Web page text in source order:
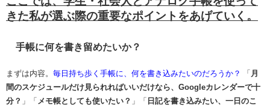
きた私が選ぶ際の重要なポイントをあげていく。
手帳に何を書き留めたいか？
まずは内容。 毎日持ち歩く手帳に、何を書き込みたいのだろうか？ 「 月
間のスケジュールだけ見られればいいだけなら、Googleカレンダーで十
分？ 」「 メモ帳としても使いたい？ 」「 日記を書き込みたい、一日のこ